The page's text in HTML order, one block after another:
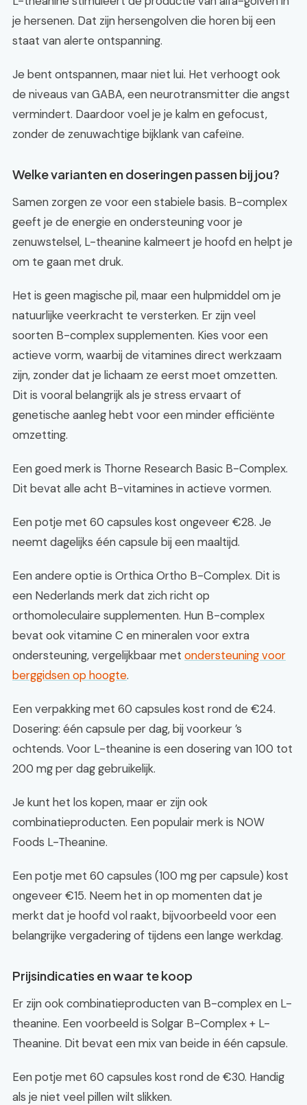
je hersenen. Dat zijn hersengolven die horen bij een
staat van alerte ontspanning.
Je bent ontspannen, maar niet lui. Het verhoogt ook
de niveaus van GABA, een neurotransmitter die angst
vermindert. Daardoor voel je je kalm en gefocust,
zonder de zenuwachtige bijklank van cafeïne.
Welke varianten en doseringen passen bij jou?
Samen zorgen ze voor een stabiele basis. B-complex
geeft je de energie en ondersteuning voor je
zenuwstelsel, L-theanine kalmeert je hoofd en helpt je
om te gaan met druk.
Het is geen magische pil, maar een hulpmiddel om je
natuurlijke veerkracht te versterken. Er zijn veel
soorten B-complex supplementen. Kies voor een
actieve vorm, waarbij de vitamines direct werkzaam
zijn, zonder dat je lichaam ze eerst moet omzetten.
Dit is vooral belangrijk als je stress ervaart of
genetische aanleg hebt voor een minder efficiënte
omzetting.
Een goed merk is Thorne Research Basic B-Complex.
Dit bevat alle acht B-vitamines in actieve vormen.
Een potje met 60 capsules kost ongeveer €28. Je
neemt dagelijks één capsule bij een maaltijd.
Een andere optie is Orthica Ortho B-Complex. Dit is
een Nederlands merk dat zich richt op
orthomoleculaire supplementen. Hun B-complex
bevat ook vitamine C en mineralen voor extra
ondersteuning, vergelijkbaar met ondersteuning voor
berggidsen op hoogte.
Een verpakking met 60 capsules kost rond de €24.
Dosering: één capsule per dag, bij voorkeur ’s
ochtends. Voor L-theanine is een dosering van 100 tot
200 mg per dag gebruikelijk.
Je kunt het los kopen, maar er zijn ook
combinatieproducten. Een populair merk is NOW
Foods L-Theanine.
Een potje met 60 capsules (100 mg per capsule) kost
ongeveer €15. Neem het in op momenten dat je
merkt dat je hoofd vol raakt, bijvoorbeeld voor een
belangrijke vergadering of tijdens een lange werkdag.
Prijsindicaties en waar te koop
Er zijn ook combinatieproducten van B-complex en L-
theanine. Een voorbeeld is Solgar B-Complex + L-
Theanine. Dit bevat een mix van beide in één capsule.
Een potje met 60 capsules kost rond de €30. Handig
als je niet veel pillen wilt slikken.